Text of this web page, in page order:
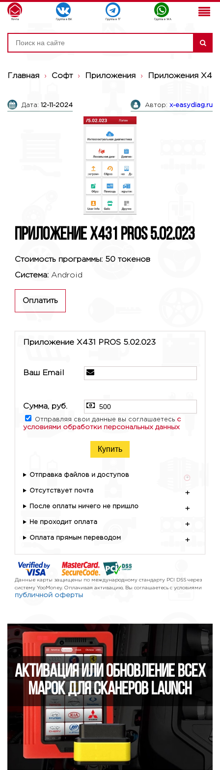
Почта Группа в ВК Группа в ТГ Группа в WA
Главная › Софт › Приложения › Приложения
Дата: 12-11-2024 Автор: x-easydiag.ru
Приложение X431 PROS 5.02.023
Стоимость программы: 50 токенов
Система: Android
Оплатить
Приложение X431 PROS 5.02.023
Ваш Email
Сумма, руб.
Отправляя свои данные вы соглашаетесь с
условиями обработки персональных данных
Купить
Отправка файлов и доступов +
Отсутствует почта +
После оплаты ничего не пришло +
Не проходит оплата +
Оплата прямым переводом +
Данные карты защищены по международному стандарту PCI DSS через
систему YooMoney. Оплачивая активацию, Вы соглашаетесь с условиями
публичной оферты
Активация или обновление всех
марок для сканеров Launch